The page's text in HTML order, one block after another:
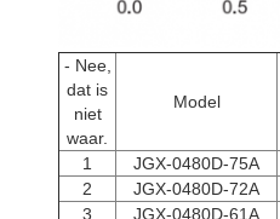
- Nee,
dat is
niet
waar.
Model
1 JGX-0480D-75A
2
JGX-0480D-72A
3
JGX-0480D-61A